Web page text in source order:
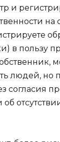
и
на
в пользу
людей, но
согласия